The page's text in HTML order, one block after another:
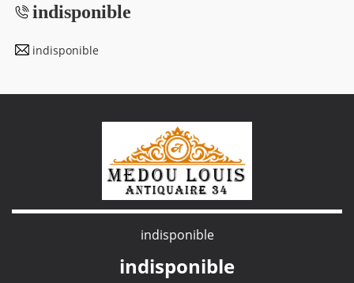
indisponible
indisponible
indisponible
indisponible